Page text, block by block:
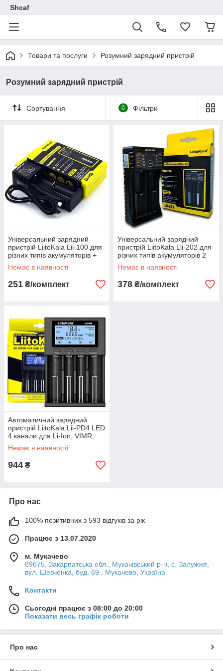
Shcaf
Товари та послуги Розумний зарядний пристрій
Розумний зарядний пристрій
Сортування 0 Фільтри
Універсальний зарядний
пристрій LiitoKala Lii-100 для
різних типів акумуляторів +
Power Bank
Немає в наявності
251 ₴/комплект
Універсальний зарядний
пристрій LiitoKala Lii-202 для
різних типів акумуляторів 2
канали + Power Bank
Немає в наявності
378 ₴/комплект
Автоматичний зарядний
пристрій LiitoKala Lii-PD4 LED
4 канали для Li-Ion, VIMR,
LiFePO4, Ni-Mh/Ni-Cd
Немає в наявності
944 ₴
Про нас
100% позитивних з 593 відгуків за рік
Працює з 13.07.2020
м. Мукачево
89675, Закарпатська обл., Мукачівський р-н, с. Залужжя,
вул. Шевченка, буд. 69 , Мукачево, Україна
Контакти
Сьогодні працює з 08:00 до 20:00
Показати весь графік роботи
Про нас